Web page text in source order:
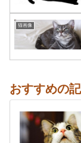
猫画像
おすすめの